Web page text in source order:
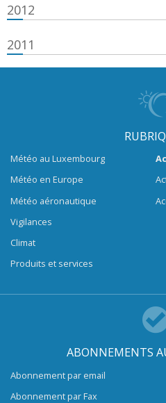
2012
2011
Météo au Luxembourg
Météo en Europe
Météo aéronautique
Vigilances
Climat
Produits et services
ABONNEMENTS
Abonnement par email
Abonnement par Fax